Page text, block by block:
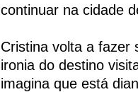
continuar na cidade
Cristina volta a fazer
ironia do destino
imagina que está